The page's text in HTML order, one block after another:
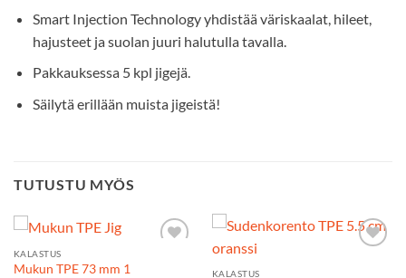
Smart Injection Technology yhdistää väriskaalat, hileet,
hajusteet ja suolan juuri halutulla tavalla.
Pakkauksessa 5 kpl jigejä.
Säilytä erillään muista jigeistä!
TUTUSTU MYÖS
KALASTUS
Mukun TPE 73 mm 1 KALASTUS